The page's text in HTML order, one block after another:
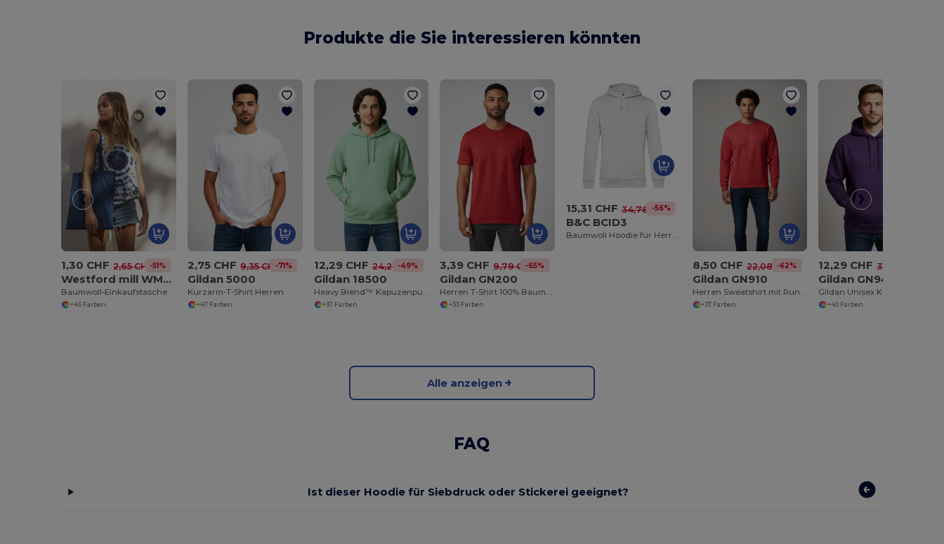
Produkte die Sie interessieren könnten
1,30 CHF 2,65 CHF-51%
Westford mill WM101
Baumwoll-Einkaufstasche
+45 Farben
2,75 CHF 9,35 CHF-71%
Gildan 5000
Kurzarm-T-Shirt Herren
+47 Farben
12,29 CHF 24,22 CHF
-49%
Gildan 18500
Heavy Blend™ Kapuzenpullover Herren
+37 Farben
3,39 CHF 9,79 CHF-65%
Gildan GN200
Herren T-Shirt 100% Baumwolle
+33 Farben
15,31 CHF 34,78 CHF
-56%
B&C BCID3
Baumwoll Hoodie für Herren und Damen
8,50 CHF 22,08 CHF
-62%
Gildan GN910
Herren Sweatshirt mit Rundhalsausschnitt
+37 Farben
12,29 CHF 31,45 CHF
Gildan GN940
+40 Farben
Alle anzeigen
FAQ
Ist dieser Hoodie für Siebdruck oder Stickerei geeignet?